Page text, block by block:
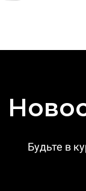
Будьте в